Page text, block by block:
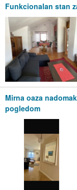
Funkcionalan stan
Mirna oaza
pogledom